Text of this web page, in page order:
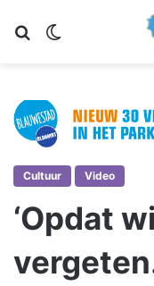
Zoeken
Cultuur Video
‘Opdat